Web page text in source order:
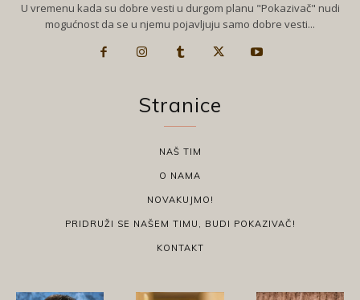
U vremenu kada su dobre vesti u durgom planu "Pokazivač" nudi
mogućnost da se u njemu pojavljuju samo dobre vesti...
Stranice
NAŠ TIM
O NAMA
NOVAKUJMO!
PRIDRUŽI SE NAŠEM TIMU, BUDI POKAZIVAČ!
KONTAKT